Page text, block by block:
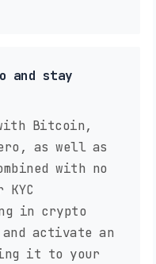
and stay
Bitcoin,
as well as
with no
in crypto
and activate an
it to your